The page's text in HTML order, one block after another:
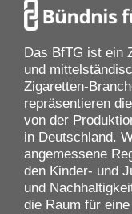
Das BfTG ist ein
und
Zigaretten-
repräsentieren
von der
in Deutschland.
angemessene
den Kinder- und
und
die Raum für